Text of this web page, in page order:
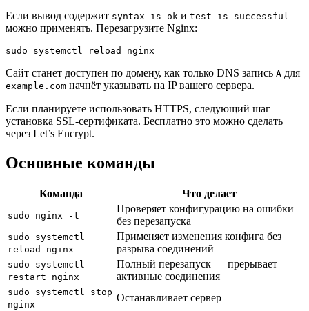
Если вывод содержит syntax is ok и test is successful —
можно применять. Перезагрузите Nginx:
Сайт станет доступен по домену, как только DNS запись A для
example.com начнёт указывать на IP вашего сервера.
Если планируете использовать HTTPS, следующий шаг —
установка SSL-сертификата. Бесплатно это можно сделать
через Let’s Encrypt.
Основные команды
Команда Что делает
sudo nginx -t
Проверяет конфигурацию на ошибки
без перезапуска
sudo systemctl
reload nginx
Применяет изменения конфига без
разрыва соединений
sudo systemctl
restart nginx
Полный перезапуск — прерывает
активные соединения
sudo systemctl stop
nginx
Останавливает сервер